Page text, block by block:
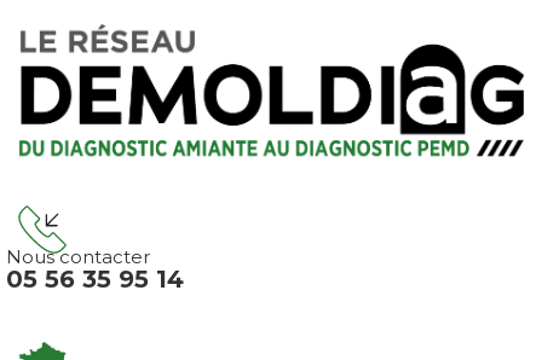
Nous contacter
05 56 35 95 14